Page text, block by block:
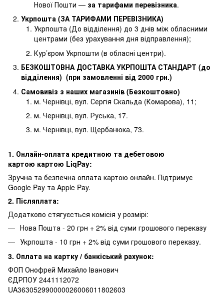
Нової Пошти — за тарифами перевізника.
Укрпошта (ЗА ТАРИФАМИ ПЕРЕВІЗНИКА)
Укрпошта (До відділення) до 3 днів між обласними
центрами (без урахування дня відправлення);
Кур’єром Укрпошти (в обласні центри).
БЕЗКОШТОВНА ДОСТАВКА УКРПОШТА СТАНДАРТ (до
відділення) (при замовленні від 2000 грн.)
Самовивіз з наших магазинів (Безкоштовно)
м. Чернівці, вул. Сергія Скальда (Комарова), 11;
м. Чернівці, вул. Руська, 17.
м. Чернівці, вул. Щербанюка, 73.
1. Онлайн-оплата кредитною та дебетовою
картою картою LiqPay:
Зручна та безпечна оплата картою онлайн. Підтримує
Google Pay та Apple Pay.
2. Післяплата:
Додатково стягуєсться комісія у розмірі:
Нова Пошта - 20 грн + 2% від суми грошового переказу
Укрпошта - 10 грн + 2% від суми грошового переказу.
3. Оплата на картку / банкіський рахунок:
ФОП Онофрей Михайло Іванович
ЄДРПОУ 2441112072
UA363052990000026006011802603